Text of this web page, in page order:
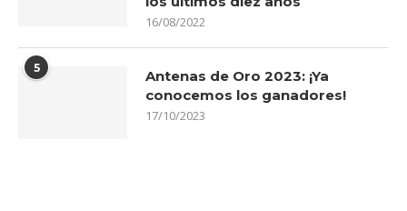
16/08/2022
5
Antenas de Oro 2023: ¡Ya
conocemos los ganadores!
17/10/2023